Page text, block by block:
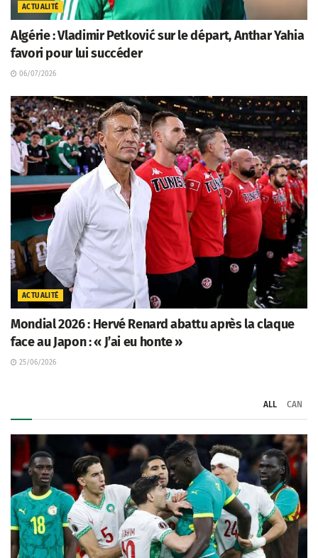
ACTUALITÉ
Algérie : Vladimir Petković sur le départ, Anthar Yahia
favori pour lui succéder
06/07/2026
ACTUALITÉ
Mondial 2026 : Hervé Renard abattu après la claque
face au Japon : « J’ai eu honte »
25/06/2026
ALL CAN